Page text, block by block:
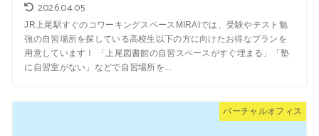
2026.04.05
JR上尾駅すぐのコワーキングスペースMIRAIでは、受験やテスト勉
強の自習場所を探している高校生以下の方に向けたお得なプランを
用意しています！ 「上尾図書館の自習スペースがすぐ埋まる」「塾
に自習室がない」などで自習場所を...
バーチャルオフィス